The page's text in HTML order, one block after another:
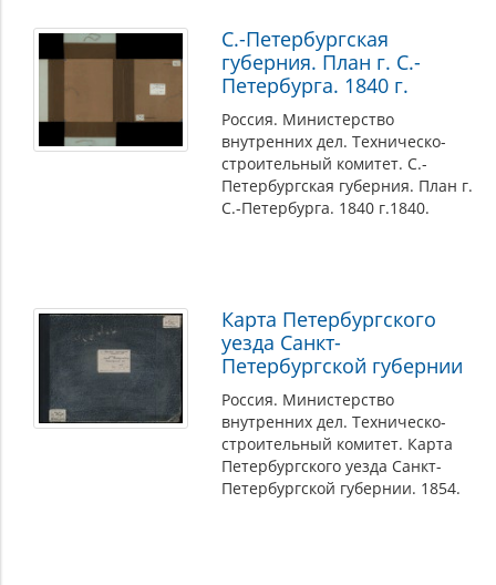
С.-Петербургская
губерния. План г. С.-
Петербурга. 1840 г.
Россия. Министерство
внутренних дел. Техническо-
строительный комитет. С.-
Петербургская губерния. План г.
С.-Петербурга. 1840 г.1840.
Карта Петербургского
уезда Санкт-
Петербургской губернии
Россия. Министерство
внутренних дел. Техническо-
строительный комитет. Карта
Петербургского уезда Санкт-
Петербургской губернии. 1854.